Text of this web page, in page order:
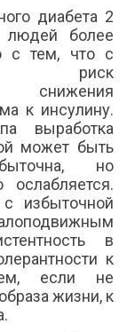
диабета 2
людей более
с тем, что с
риск
снижения
к инсулину.
выработка
может быть
но
избыточной
в
к
если не
жизни, к